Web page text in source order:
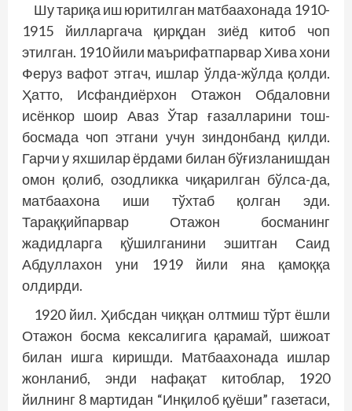
Шу тариқа иш юритилган матбаахонада 1910-
1915 йилларгача қирқдан зиёд китоб чоп
этилган. 1910 йили маърифатпарвар Хива хони
Феруз вафот этгач, ишлар ўлда-жўлда қолди.
Ҳатто, Исфандиёрхон Отажон Обдаловни
исёнкор шоир Аваз Ўтар ғазалларини тош­
босмада чоп этгани учун зиндонбанд қилди.
Гарчи у яхшилар ёрдами билан бўғизланишдан
омон қолиб, озодликка чиқарилган бўлса-да,
матбаахона иши тўхтаб қолган эди.
Тараққийпарвар Отажон босманинг
жадидларга қўшилганини эшитган Саид
Абдуллахон уни 1919 йили яна қамоққа
олдирди.
1920 йил. Ҳибсдан чиққан олтмиш тўрт ёшли
Отажон босма кексалигига қарамай, шижоат
билан ишга киришди. Матбаахонада ишлар
жонланиб, энди нафақат китоблар, 1920
йилнинг 8 мартидан “Инқилоб қуёши” газетаси,